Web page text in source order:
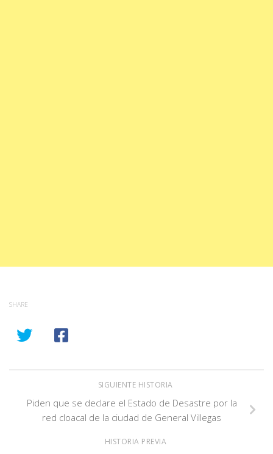
SHARE
SIGUIENTE HISTORIA
Piden que se declare el Estado de Desastre por la
red cloacal de la ciudad de General Villegas
HISTORIA PREVIA